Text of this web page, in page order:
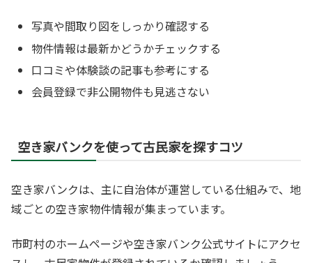
写真や間取り図をしっかり確認する
物件情報は最新かどうかチェックする
口コミや体験談の記事も参考にする
会員登録で非公開物件も見逃さない
空き家バンクを使って古民家を探すコツ
空き家バンクは、主に自治体が運営している仕組みで、地
域ごとの空き家物件情報が集まっています。
市町村のホームページや空き家バンク公式サイトにアクセ